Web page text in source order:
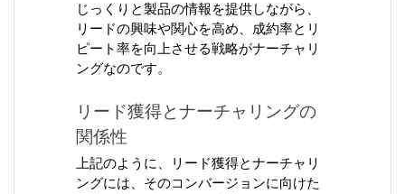
じっくりと製品の情報を提供しながら、
リードの興味や関心を高め、成約率とリ
ピート率を向上させる戦略がナーチャリ
ングなのです。
リード獲得とナーチャリングの
関係性
上記のように、リード獲得とナーチャリ
ングには、そのコンバージョンに向けた